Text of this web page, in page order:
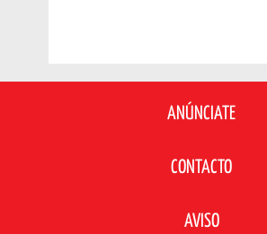
ANÚNCIATE
CONTACTO
AVISO